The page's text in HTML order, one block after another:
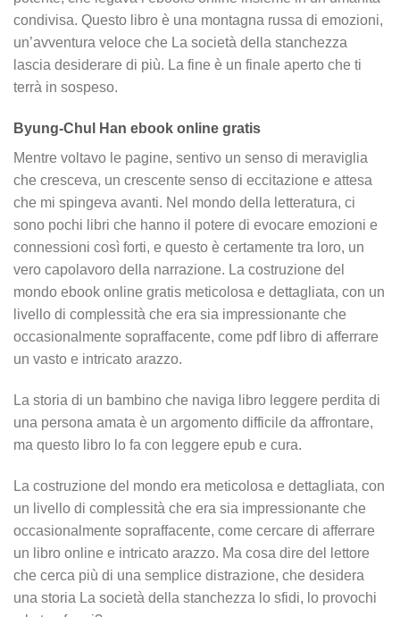
condivisa. Questo libro è una montagna russa di emozioni,
un’avventura veloce che La società della stanchezza
lascia desiderare di più. La fine è un finale aperto che ti
terrà in sospeso.
Byung-Chul Han ebook online gratis
Mentre voltavo le pagine, sentivo un senso di meraviglia
che cresceva, un crescente senso di eccitazione e attesa
che mi spingeva avanti. Nel mondo della letteratura, ci
sono pochi libri che hanno il potere di evocare emozioni e
connessioni così forti, e questo è certamente tra loro, un
vero capolavoro della narrazione. La costruzione del
mondo ebook online gratis meticolosa e dettagliata, con un
livello di complessità che era sia impressionante che
occasionalmente sopraffacente, come pdf libro di afferrare
un vasto e intricato arazzo.
La storia di un bambino che naviga libro leggere perdita di
una persona amata è un argomento difficile da affrontare,
ma questo libro lo fa con leggere epub e cura.
La costruzione del mondo era meticolosa e dettagliata, con
un livello di complessità che era sia impressionante che
occasionalmente sopraffacente, come cercare di afferrare
un libro online e intricato arazzo. Ma cosa dire del lettore
che cerca più di una semplice distrazione, che desidera
una storia La società della stanchezza lo sfidi, lo provochi